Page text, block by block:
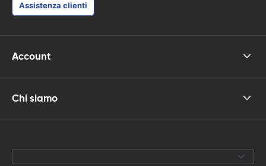
Assistenza clienti
Account
Chi siamo